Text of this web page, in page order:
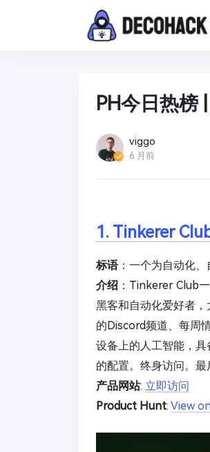
PH今日热榜
viggo
6 月前
1. Tinkerer
标语：一个为自动化、
介绍 ：Tinkerer
黑客和自动化爱好者
的Discord频道、每周
设备上的人工智能，
的配置。终身访问。
产品网站: 立即访问
Product Hunt: View